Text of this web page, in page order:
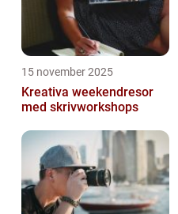
15 november 2025
Kreativa weekendresor
med skrivworkshops